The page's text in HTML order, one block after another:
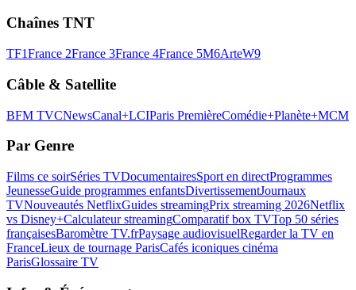
Chaînes TNT
TF1France 2France 3France 4France 5M6ArteW9
Câble & Satellite
BFM TVCNewsCanal+LCIParis PremièreComédie+Planète+MCM
Par Genre
Films ce soirSéries TVDocumentairesSport en directProgrammes
JeunesseGuide programmes enfantsDivertissementJournaux
TVNouveautés NetflixGuides streamingPrix streaming 2026Netflix
vs Disney+Calculateur streamingComparatif box TVTop 50 séries
françaisesBaromètre TV.frPaysage audiovisuelRegarder la TV en
FranceLieux de tournage ParisCafés iconiques cinéma
ParisGlossaire TV